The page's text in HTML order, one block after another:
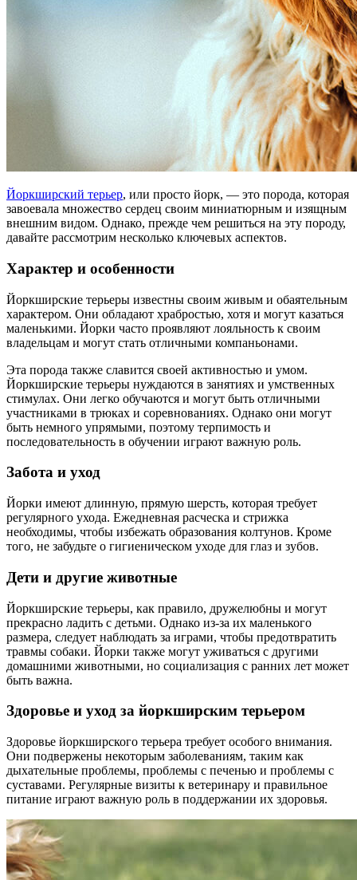
Йоркширский терьер, или просто йорк, — это порода, которая
завоевала множество сердец своим миниатюрным и изящным
внешним видом. Однако, прежде чем решиться на эту породу,
давайте рассмотрим несколько ключевых аспектов.
Характер и особенности
Йоркширские терьеры известны своим живым и обаятельным
характером. Они обладают храбростью, хотя и могут казаться
маленькими. Йорки часто проявляют лояльность к своим
владельцам и могут стать отличными компаньонами.
Эта порода также славится своей активностью и умом.
Йоркширские терьеры нуждаются в занятиях и умственных
стимулах. Они легко обучаются и могут быть отличными
участниками в трюках и соревнованиях. Однако они могут
быть немного упрямыми, поэтому терпимость и
последовательность в обучении играют важную роль.
Забота и уход
Йорки имеют длинную, прямую шерсть, которая требует
регулярного ухода. Ежедневная расческа и стрижка
необходимы, чтобы избежать образования колтунов. Кроме
того, не забудьте о гигиеническом уходе для глаз и зубов.
Дети и другие животные
Йоркширские терьеры, как правило, дружелюбны и могут
прекрасно ладить с детьми. Однако из-за их маленького
размера, следует наблюдать за играми, чтобы предотвратить
травмы собаки. Йорки также могут уживаться с другими
домашними животными, но социализация с ранних лет может
быть важна.
Здоровье и уход за йоркширским терьером
Здоровье йоркширского терьера требует особого внимания.
Они подвержены некоторым заболеваниям, таким как
дыхательные проблемы, проблемы с печенью и проблемы с
суставами. Регулярные визиты к ветеринару и правильное
питание играют важную роль в поддержании их здоровья.